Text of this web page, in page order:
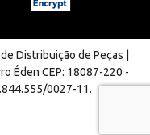
Distribuição de Peças |
Éden CEP: 18087-220 -
0027-11.